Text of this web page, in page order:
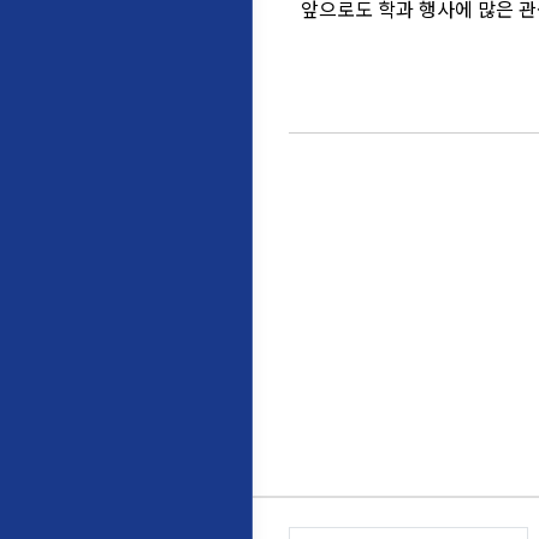
앞으로도 학과 행사에 많은